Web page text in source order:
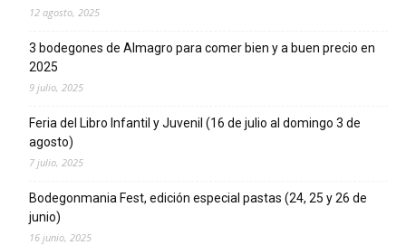
12 agosto, 2025
3 bodegones de Almagro para comer bien y a buen precio en
2025
9 julio, 2025
Feria del Libro Infantil y Juvenil (16 de julio al domingo 3 de
agosto)
7 julio, 2025
Bodegonmania Fest, edición especial pastas (24, 25 y 26 de
junio)
16 junio, 2025